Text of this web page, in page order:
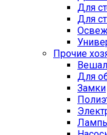
Для
Для
Прочие
Для
Замки